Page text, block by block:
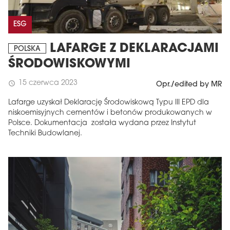
ESG
POLSKA
LAFARGE Z DEKLARACJAMI
ŚRODOWISKOWYMI
schedule 15 czerwca 2023 Opr./edited by MR
Lafarge uzyskał Deklarację Środowiskową Typu III EPD dla
niskoemisyjnych cementów i betonów produkowanych w
Polsce. Dokumentacja została wydana przez Instytut
Techniki Budowlanej.